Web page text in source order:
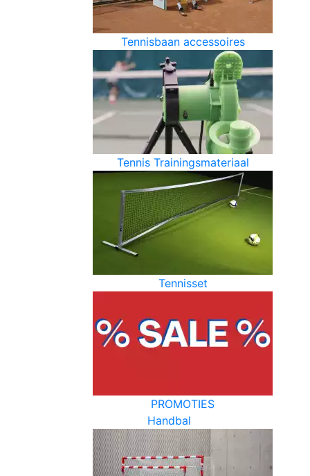
Tennisbaan accessoires
Tennis Trainingsmateriaal
Tennisset
PROMOTIES
Handbal